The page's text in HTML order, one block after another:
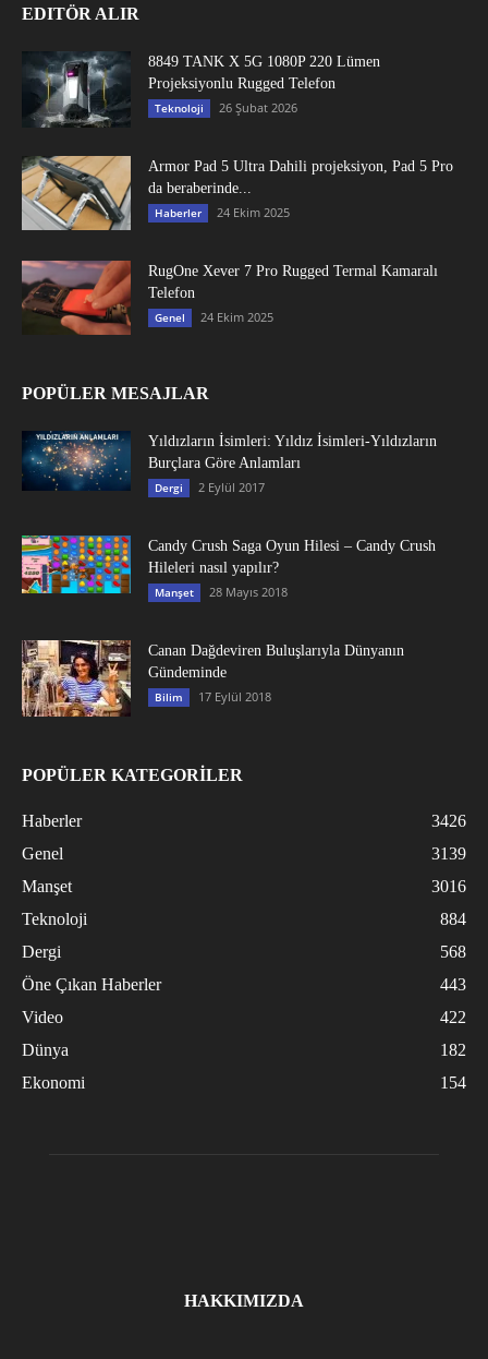
EDITÖR ALIR
8849 TANK X 5G 1080P 220 Lümen
Projeksiyonlu Rugged Telefon
Teknoloji 26 Şubat 2026
Armor Pad 5 Ultra Dahili projeksiyon, Pad 5 Pro
da beraberinde...
Haberler 24 Ekim 2025
RugOne Xever 7 Pro Rugged Termal Kamaralı
Telefon
Genel 24 Ekim 2025
POPÜLER MESAJLAR
Yıldızların İsimleri: Yıldız İsimleri-Yıldızların
Burçlara Göre Anlamları
Dergi 2 Eylül 2017
Candy Crush Saga Oyun Hilesi – Candy Crush
Hileleri nasıl yapılır?
Manşet 28 Mayıs 2018
Canan Dağdeviren Buluşlarıyla Dünyanın
Gündeminde
Bilim 17 Eylül 2018
POPÜLER KATEGORİLER
Haberler
3426
Genel
3139
Manşet
3016
Teknoloji
884
Dergi
568
Öne Çıkan Haberler
443
Video
422
Dünya
182
Ekonomi
154
HAKKIMIZDA